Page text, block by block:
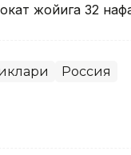
жойига 32
Россия